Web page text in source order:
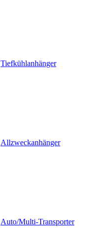
Tiefkühlanhänger
Allzweckanhänger
Auto/Multi-Transporter